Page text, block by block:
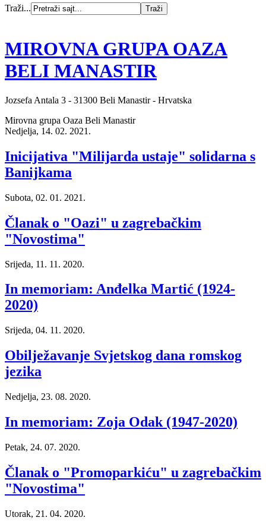
Traži...
MIROVNA GRUPA OAZA
BELI MANASTIR
Jozsefa Antala 3 - 31300 Beli Manastir - Hrvatska
Mirovna grupa Oaza Beli Manastir
Nedjelja, 14. 02. 2021.
Inicijativa "Milijarda ustaje" solidarna s
Banijkama
Subota, 02. 01. 2021.
Članak o "Oazi" u zagrebačkim
"Novostima"
Srijeda, 11. 11. 2020.
In memoriam: Anđelka Martić (1924-
2020)
Srijeda, 04. 11. 2020.
Obilježavanje Svjetskog dana romskog
jezika
Nedjelja, 23. 08. 2020.
In memoriam: Zoja Odak (1947-2020)
Petak, 24. 07. 2020.
Članak o "Promoparkiću" u zagrebačkim
"Novostima"
Utorak, 21. 04. 2020.